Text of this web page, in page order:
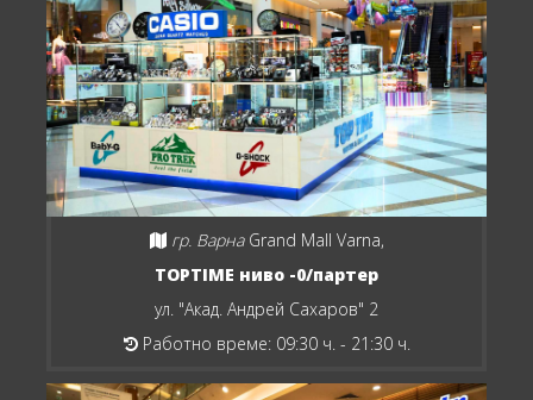
гр. Варна Grand Mall Varna,
TOPTIME ниво -0/партер
ул. "Акад. Андрей Сахаров" 2
Работно време: 09:30 ч. - 21:30 ч.